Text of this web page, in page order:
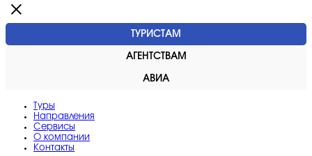
ТУРИСТАМ
АГЕНТСТВАМ
АВИА
Туры
Направления
Сервисы
O компании
Контакты